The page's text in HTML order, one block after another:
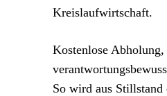
Kreislaufwirtschaft.
Kostenlose
So wird aus